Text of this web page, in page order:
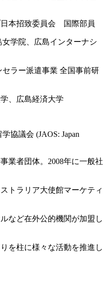
招致委員会 国際部員
院、広島インターナシ
ー派遣事業 全国事前研
広島経済大学
協議会 (JAOS: Japan
者団体。2008年に一般社
ラリア大使館マーケティ
など在外公的機関が加盟し
を柱に様々な活動を推進し